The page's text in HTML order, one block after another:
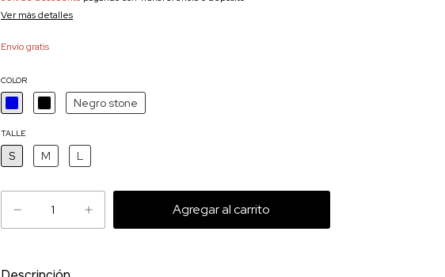
Ver más detalles
Envío gratis
COLOR
Negro stone
TALLE
S M L